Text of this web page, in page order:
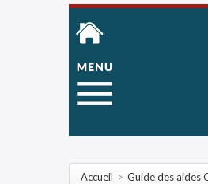
Accueil > Guide des aides